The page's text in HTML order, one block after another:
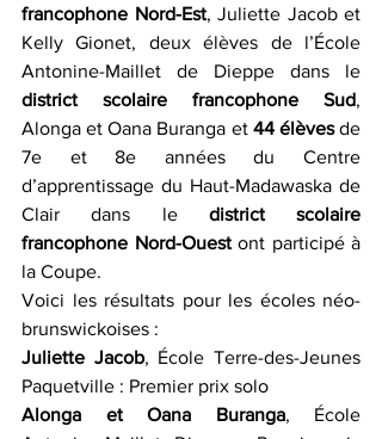
francophone Nord-Est, Juliette Jacob et
Kelly Gionet, deux élèves de l’École
district scolaire francophone Sud,
Alonga et Oana Buranga et 44 élèves de
7e et 8e années du Centre
d’apprentissage du Haut-Madawaska de
Clair dans le district scolaire
francophone Nord-Ouest ont participé à
la Coupe.
Voici les résultats pour les écoles néo-
brunswickoises :
Juliette Jacob, École Terre-des-Jeunes
Paquetville : Premier prix solo
Alonga et Oana Buranga, École